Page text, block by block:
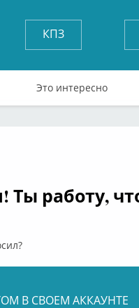
КПЗ
Это интересно
Ты работу,
В СВОЕМ АККАУНТЕ